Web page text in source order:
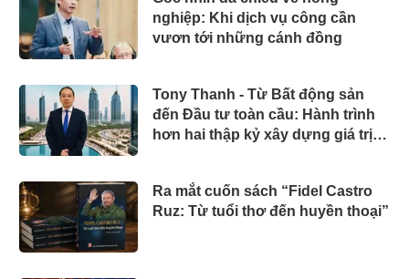
nghiệp: Khi dịch vụ công cần
vươn tới những cánh đồng
Tony Thanh - Từ Bất động sản
đến Đầu tư toàn cầu: Hành trình
hơn hai thập kỷ xây dựng giá trị
Ra mắt cuốn sách “Fidel Castro
Ruz: Từ tuổi thơ đến huyền thoại”